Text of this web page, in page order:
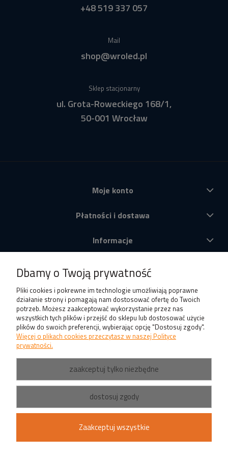
+48 519 337 057
Mail
shop@wroled.pl
Sklep stacjonarny
ul. Grota-Roweckiego 168/1,
50-001 Wrocław
Moje konto
Płatności i dostawa
Informacje
Produkty
Dbamy o Twoją prywatność
Pliki cookies i pokrewne im technologie umożliwiają poprawne
działanie strony i pomagają nam dostosować ofertę do Twoich
potrzeb. Możesz zaakceptować wykorzystanie przez nas
wszystkich tych plików i przejść do sklepu lub dostosować użycie
plików do swoich preferencji, wybierając opcję "Dostosuj zgody".
Więcej o plikach cookies przeczytasz w naszej Polityce
prywatności.
zaakceptuj tylko niezbędne
dostosuj zgody
Zaakceptuj wszystkie